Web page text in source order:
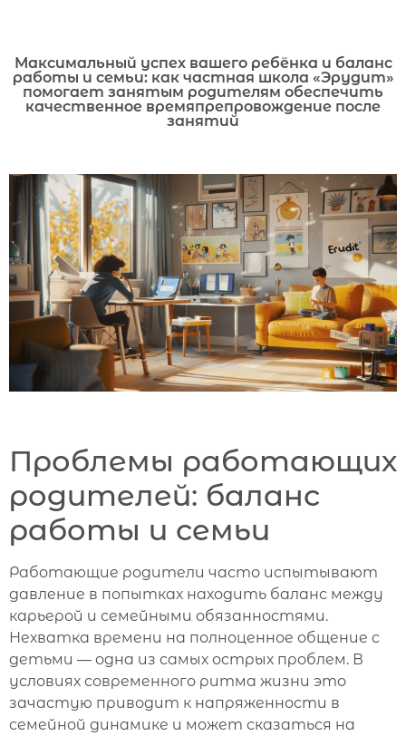
Максимальный успех вашего ребёнка и баланс
работы и семьи: как частная школа «Эрудит»
помогает занятым родителям обеспечить
качественное времяпрепровождение после
занятий
Проблемы работающих
родителей: баланс
работы и семьи
Работающие родители часто испытывают
давление в попытках находить баланс между
карьерой и семейными обязанностями.
Нехватка времени на полноценное общение с
детьми — одна из самых острых проблем. В
условиях современного ритма жизни это
зачастую приводит к напряженности в
семейной динамике и может сказаться на